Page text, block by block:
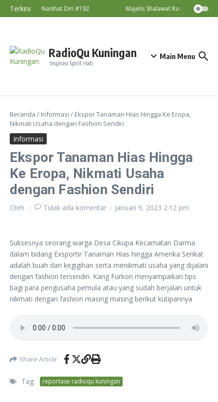
Lewati ke konten
Terkini Nasihat Diri #192 Majelis Shalawat RadioQu
RadioQu Kuningan
Inspirasi Spirit Hati
Main Menu
Beranda / Informasi / Ekspor Tanaman Hias Hingga Ke Eropa,
Nikmati Usaha dengan Fashion Sendiri
Informasi
Ekspor Tanaman Hias Hingga
Ke Eropa, Nikmati Usaha
dengan Fashion Sendiri
Oleh Tidak ada komentar Januari 9, 2023 2:12 pm
Suksesnya seorang warga Desa Cikupa Kecamatan Darma
dalam bidang Exsportir Tanaman Hias hingga Amerika Serikat
adalah buah dari kegigihan serta menikmati usaha yang dijalani
dengan fashion tersendiri. Kang Furkon menyampaikan tips
bagi para pengusaha pemula atau yang sudah berjalan untuk
nikmati dengan fashion masing masing berikut kutipannya
Share Article
Tag: reportase radioqu kuningan